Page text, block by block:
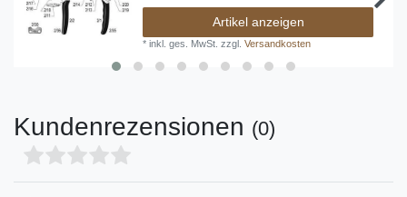
Artikel anzeigen
*inkl. ges. MwSt. zzgl.Versandkosten
Kundenrezensionen (0)